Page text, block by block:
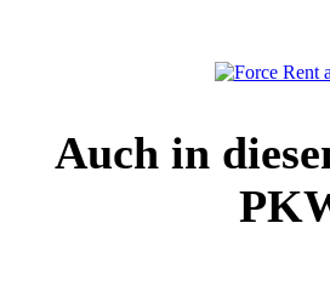
Auch in